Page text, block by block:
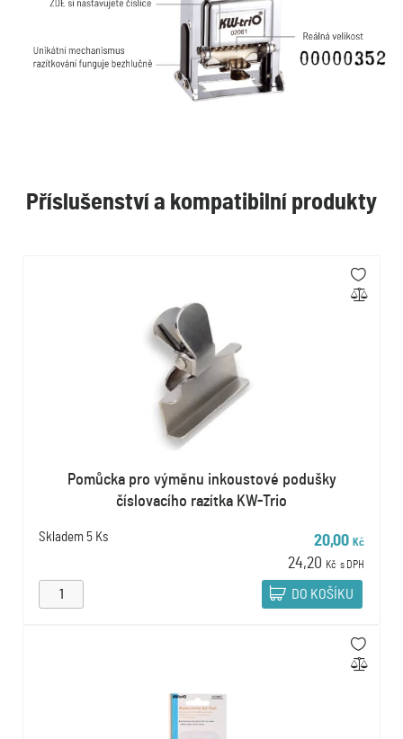
Příslušenství a kompatibilní produkty
Pomůcka pro výměnu inkoustové podušky
číslovacího razítka KW-Trio
Skladem 5 Ks 20,00 Kč
24,20 Kč s DPH
DO KOŠÍKU